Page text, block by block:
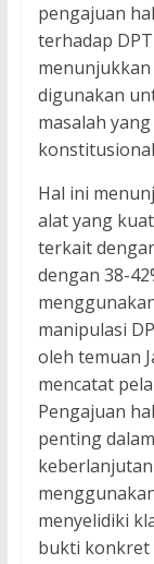
pengajuan
terhadap
digunakan
masalah
Hal ini
alat yang
terkait
dengan 38-
manipulasi
oleh temuan
mencatat
Pengajuan
penting
menyelidiki
bukti konkret